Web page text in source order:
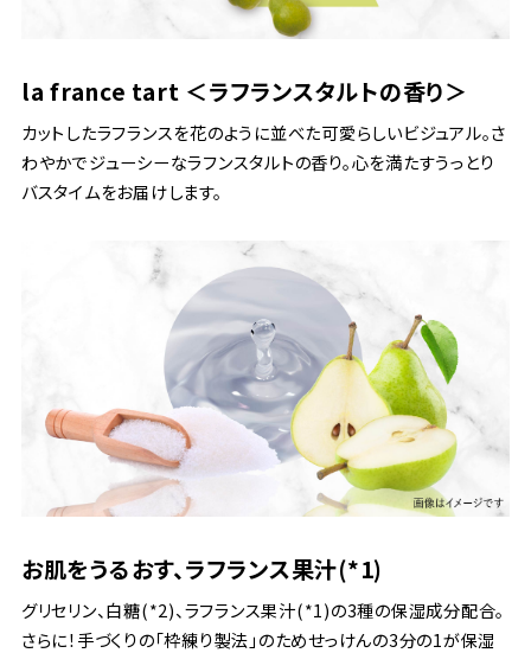
la france tart ＜ラフランスタルトの香り＞
カットしたラフランスを花のように並べた可愛らしいビジュアル。さ
わやかでジューシーなラフンスタルトの香り。心を満たすうっとり
バスタイムをお届けします。
お肌をうるおす、ラフランス果汁(*1)
グリセリン、白糖(*2)、ラフランス果汁(*1)の3種の保湿成分配合。
さらに！手づくりの「枠練り製法」のためせっけんの3分の1が保湿